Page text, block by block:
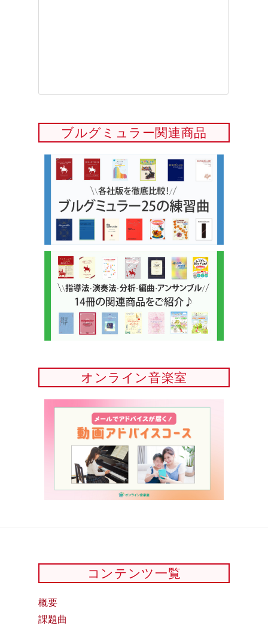
ブルグミュラー関連商品
オンライン音楽室
コンテンツ一覧
概要
課題曲